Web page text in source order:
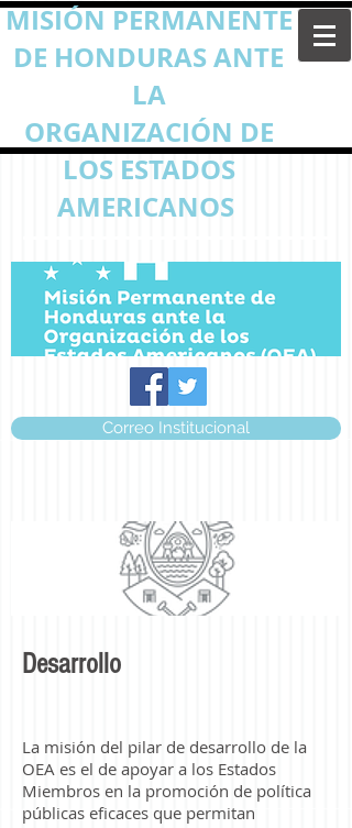
MISIÓN PERMANENTE
DE HONDURAS ANTE
LA
ORGANIZACIÓN DE
LOS ESTADOS
AMERICANOS
Correo Institucional
Desarrollo
La misión del pilar de desarrollo de la
OEA es el de apoyar a los Estados
Miembros en la promoción de política
públicas eficaces que permitan